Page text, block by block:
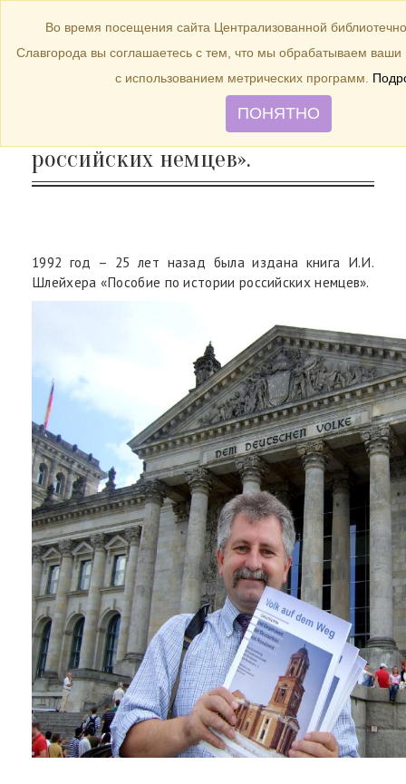
Toggle
navigation
БИБЛИОТЕКА
1992 год – 25 лет назад была
издана книга И.И. Шлейхера
«Пособие по истории
российских немцев».
1992 год – 25 лет назад была издана книга И.И.
Шлейхера «Пособие по истории российских немцев».
Во время посещения сайта Централизованной
Славгорода вы соглашаетесь с тем, что мы обрабатываем
с использованием метрических программ.
ПОНЯТНО